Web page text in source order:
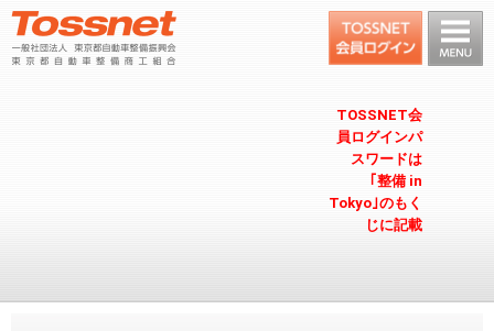
TOSSNET会
員ログインパ
スワードは
｢整備 in
Tokyo｣のもく
じに記載